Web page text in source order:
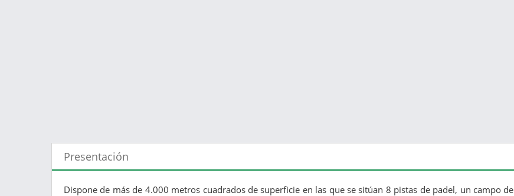
Presentación
Dispone de más de 4.000 metros cuadrados de superficie en las que se sitúan 8 pistas de padel, un campo de